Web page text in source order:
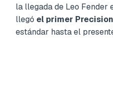
la llegada de Leo Fender
llegó el primer
estándar hasta el